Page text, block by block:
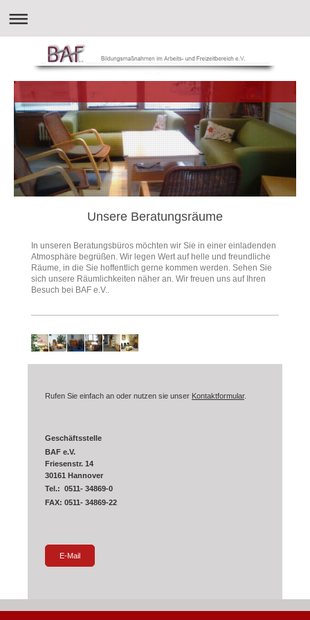
Unsere Beratungsräume
In unseren Beratungsbüros möchten wir Sie in einer einladenden
Atmosphäre begrüßen. Wir legen Wert auf helle und freundliche
Räume, in die Sie hoffentlich gerne kommen werden. Sehen Sie
sich unsere Räumlichkeiten näher an. Wir freuen uns auf Ihren
Besuch bei BAF e.V..
Rufen Sie einfach an oder nutzen sie unser Kontaktformular.
Geschäftsstelle
BAF e.V.
Friesenstr. 14
30161 Hannover
Tel.: 0511- 34869-0
FAX: 0511- 34869-22
E-Mail